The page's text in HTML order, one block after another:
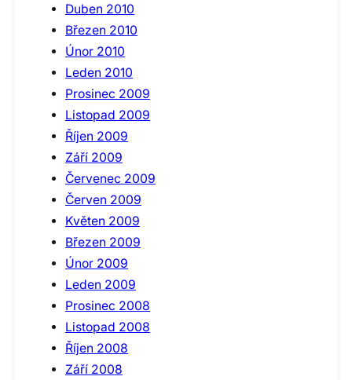
Duben 2010
Březen 2010
Únor 2010
Leden 2010
Prosinec 2009
Listopad 2009
Říjen 2009
Září 2009
Červenec 2009
Červen 2009
Květen 2009
Březen 2009
Únor 2009
Leden 2009
Prosinec 2008
Listopad 2008
Říjen 2008
Září 2008